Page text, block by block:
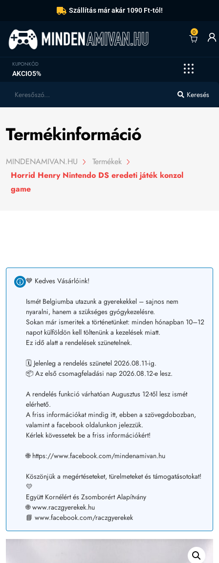
Szállítás már akár 1090 Ft-tól!
0
KUPONKÓD
AKCIO5%
Keresés
Termékinformáció
MINDENAMIVAN.HU
Termékek
Horrid Henry Nintendo DS eredeti játék konzol
game
💙 Kedves Vásárlóink!
Ismét Belgiumba utazunk a gyerekekkel – sajnos nem
nyaralni, hanem a szükséges gyógykezelésre.
Sokan már ismeritek a történetünket: minden hónapban 10–12
napot külföldön kell töltenünk a kezelések miatt.
Ez idő alatt a rendelések szünetelnek.
🗓️ Jelenleg a rendelés szünetel 2026.08.11-ig.
📦 Az első csomagfeladási nap 2026.08.12-e lesz.
A rendelés funkció várhatóan Augusztus 12-től lesz ismét
elérhető.
A friss információkat mindig itt, ebben a szövegdobozban,
valamint a facebook oldalunkon jelezzük.
Kérlek kövessetek be a friss információkért!
🌐 https://www.facebook.com/mindenamivan.hu
Köszönjük a megértéseteket, türelmeteket és támogatásotokat!
💛
Együtt Kornélért és Zsomborért Alapítvány
🌐 www.raczgyerekek.hu
📘 www.facebook.com/raczgyerekek